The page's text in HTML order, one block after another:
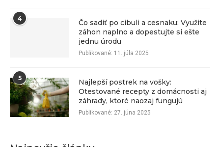
4
Čo sadiť po cibuli a cesnaku: Využite
záhon naplno a dopestujte si ešte
jednu úrodu
Publikované: 11. júla 2025
5
Najlepší postrek na vošky:
Otestované recepty z domácnosti aj
záhrady, ktoré naozaj fungujú
Publikované: 27. júna 2025